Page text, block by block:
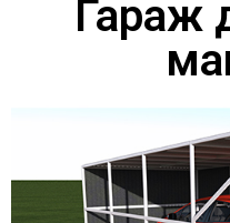
Гараж